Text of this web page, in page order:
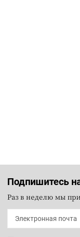
Подпишитесь
Раз в неделю мы